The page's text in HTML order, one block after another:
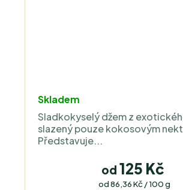
hodnocení
produktu
je
Skladem
Sladkokyselý džem z
slazený pouze kokosovým
Představuje...
od 125 Kč
Měrná
od 86,36 Kč / 100 g